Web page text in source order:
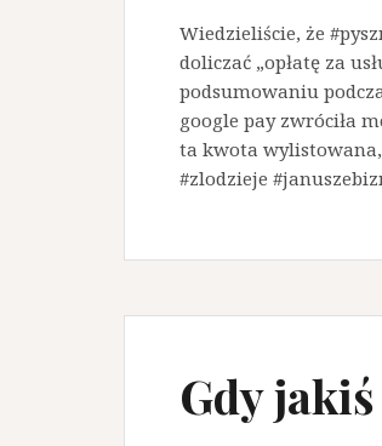
Wiedzieliście, że
doliczać „opłatę za
podsumowaniu
google pay zwróciła
ta kwota
#zlodzieje
Gdy